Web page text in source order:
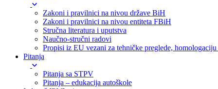
Zakoni i pravilnici na nivou države BiH
Zakoni i pravilnici na nivou entiteta FBiH
Stručna literatura i uputstva
Naučno-stručni radovi
Propisi iz EU vezani za tehničke preglede,
Pitanja
Pitanja sa STPV
Pitanja – edukacija autoškole